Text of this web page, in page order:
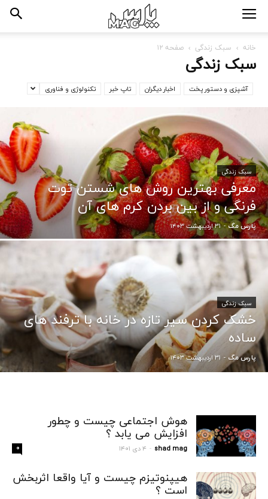
خانه سبک زندگی صفحه ۱۲
سبک زندگی
آشپزی و دستور پخت اخبار دیگران تاپ خبر تکنولوژی و فناوری
سبک زندگی
معرفی بهترین روش های شستن توت
فرنگی و از بین بردن کرم های آن
پارس مگ - ۳۱ اردیبهشت ۱۴۰۳
سبک زندگی
خشک کردن سیر تازه در خانه با ترفند های
ساده
پارس مگ - ۳۱ اردیبهشت ۱۴۰۳
هوش اجتماعی چیست و چطور
افزایش می یابد ؟
shad mag
- ۴ دی ۱۴۰۱ ۰
هیپنوتیزم چیست و آیا واقعا اثربخش
است ؟